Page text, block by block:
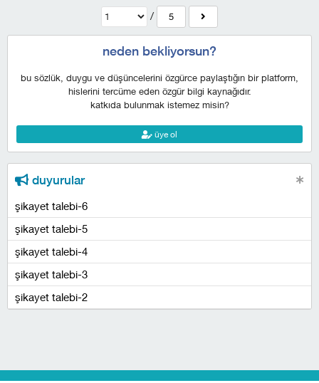
/ 5
neden bekliyorsun?
bu sözlük, duygu ve düşüncelerini özgürce paylaştığın bir platform,
hislerini tercüme eden özgür bilgi kaynağıdır.
katkıda bulunmak istemez misin?
üye ol
duyurular
şikayet talebi-6
şikayet talebi-5
şikayet talebi-4
şikayet talebi-3
şikayet talebi-2